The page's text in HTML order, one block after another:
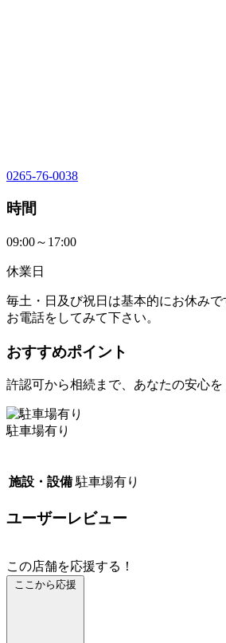
0265-76-0038
時間
09:00～17:00
休業日
毎土・日及び祝日は基本的にお休み
お電話をしてみて下さい。
おすすめポイント
許認可から相続まで、あなたの安心を
駐車場有り
施設・設備 駐車場有り
ユーザーレビュー
この店舗を応援する！
ここから応援